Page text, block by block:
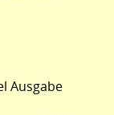
Ausgabe